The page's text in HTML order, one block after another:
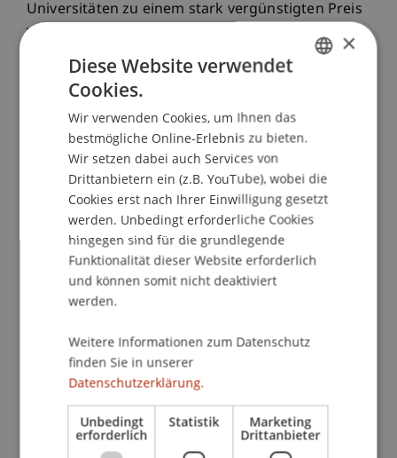
Universitäten zu einem stark vergünstigten Preis
von 900,- CHF (statt 8.500,- CHF bei SAP
Education) angeboten werden.
Das Zertifikat richtet sich nicht nur an
Wirtschaftsinformatiker. Vielmehr spricht die SAP
AG alle Wirtschaftswissenschaftler an, die für ihre
weitere berufliche Karriere Qualifikationen im
Umgang mit SAP Produkten auf hohem,
zertifizierten Niveau nachweisen möchten.
Die Inhalte dieser Schulung umfassen einen
Überblick über die Kernmodule von SAP, diese
Kenntnisse werden im betriebswirtschaftlichen
erwartet. Die Zertifizierung zum Solution
Architect ermöglicht es, umfangreiches Wissen
über SAP-Anwendungen in standardisierter Form
gegenüber der Wirtschaft auszuweisen.
Als Partner der SAP AG ist das Institut für
×
Diese Website verwendet
Cookies.
Wir verwenden Cookies, um Ihnen das
bestmögliche Online-Erlebnis zu bieten.
Wir setzen dabei auch Services von
Drittanbietern ein (z.B. YouTube), wobei die
Cookies erst nach Ihrer Einwilligung gesetzt
werden. Unbedingt erforderliche Cookies
hingegen sind für die grundlegende
Funktionalität dieser Website erforderlich
und können somit nicht deaktiviert
werden.
Weitere Informationen zum Datenschutz
finden Sie in unserer
Datenschutzerklärung.
Unbedingt
erforderlich
Statistik Marketing
Drittanbieter